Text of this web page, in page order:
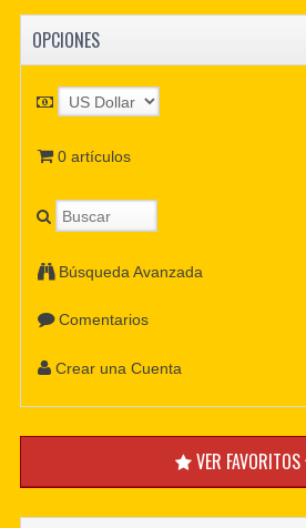
OPCIONES
0 artículos
Búsqueda Avanzada
Comentarios
Crear una Cuenta
VER FAVORITOS